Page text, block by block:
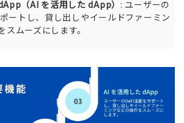
（AI を活用した dApp） : ユーザーの
ートし、貸し出しやイールドファーミン
スムーズにします。